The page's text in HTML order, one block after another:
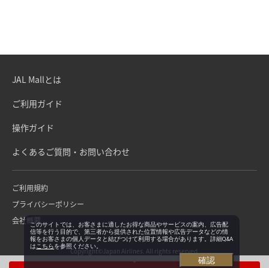
JAL Mallとは
ご利用ガイド
操作ガイド
よくあるご質問・お問い合わせ
ご利用規約
プライバシーポリシー
会社概要
Copyright©Japan Airlines. All rights reserved.
このサイトでは、お客さまに適したお得な商品やサービスの案内、広告配
信等を行う目的で、第三者から提供された位置情報や広告データなどの情
報をお客さまの個人データと結びつけて利用する場合があります。詳細Q&A
は こちらを参照ください。
確認